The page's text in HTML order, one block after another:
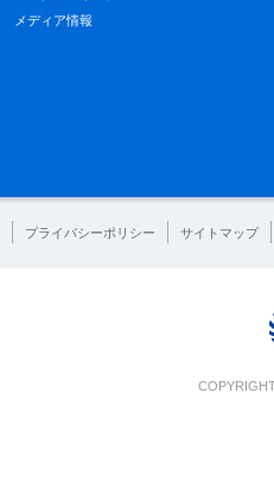
メディア情報
プライバシーポリシー サイトマップ